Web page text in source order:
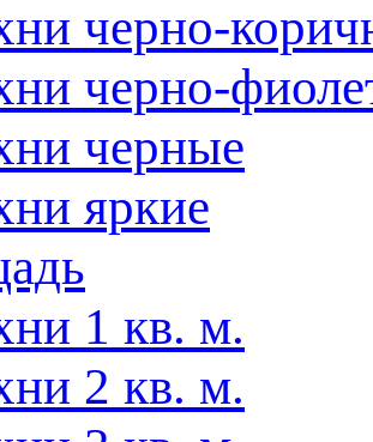
черно-
черно-
черные
яркие
1 кв. м.
2 кв. м.